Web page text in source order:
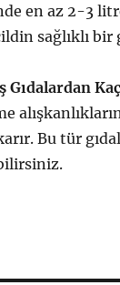
en az 2-3
sağlıklı bir
Bu tür